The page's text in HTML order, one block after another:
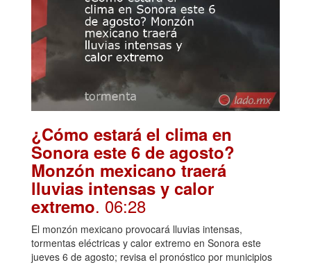
¿Cómo estará el clima en
Sonora este 6 de agosto?
Monzón mexicano traerá
lluvias intensas y calor
extremo. 06:28
El monzón mexicano provocará lluvias intensas,
tormentas eléctricas y calor extremo en Sonora este
jueves 6 de agosto; revisa el pronóstico por municipios